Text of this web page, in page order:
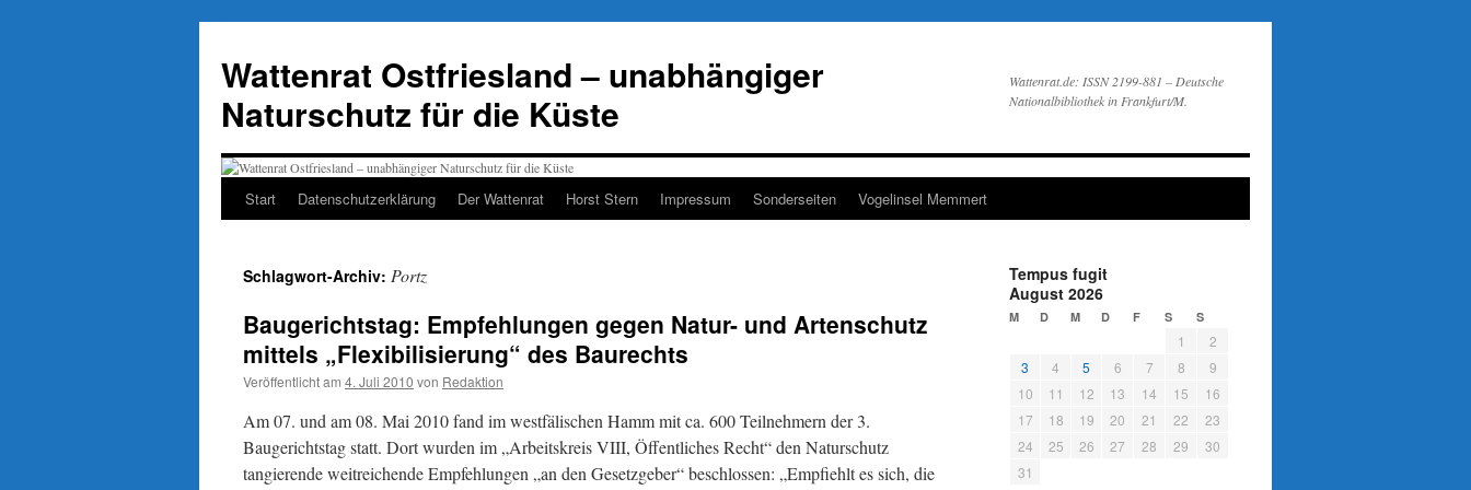
springen
Wattenrat Ostfriesland – unabhängiger
Naturschutz für die Küste
Wattenrat.de: ISSN 2199-881 – Deutsche
Nationalbibliothek in Frankfurt/M.
Start Datenschutzerklärung Der Wattenrat Horst Stern Impressum Sonderseiten Vogelinsel Memmert
Schlagwort-Archiv: Portz
Baugerichtstag: Empfehlungen gegen Natur- und Artenschutz
mittels „Flexibilisierung“ des Baurechts
Veröffentlicht am 4. Juli 2010 von Redaktion
Am 07. und am 08. Mai 2010 fand im westfälischen Hamm mit ca. 600 Teilnehmern der 3.
Baugerichtstag statt. Dort wurden im „Arbeitskreis VIII, Öffentliches Recht“ den Naturschutz
tangierende weitreichende Empfehlungen „an den Gesetzgeber“ beschlossen: „Empfiehlt es sich, die
Tempus fugit
August 2026
M D M D F S S
1
2
3
4 5 6 7 8
9
10
11 12 13 14 15
16
17
18 19 20 21 22
23
24
25 26 27 28 29
30
31